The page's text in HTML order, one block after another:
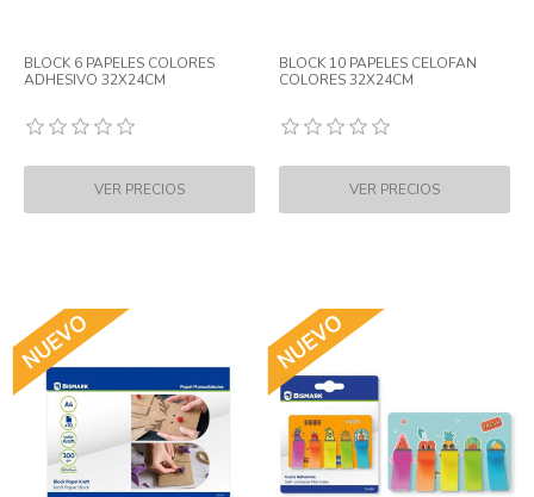
BLOCK 6 PAPELES COLORES
ADHESIVO 32X24CM
BLOCK 10 PAPELES CELOFAN
COLORES 32X24CM